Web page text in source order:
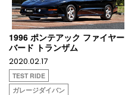
1996 ポンテアック ファイヤー
バード トランザム
2020.02.17
TEST RIDE
ガレージダイバン